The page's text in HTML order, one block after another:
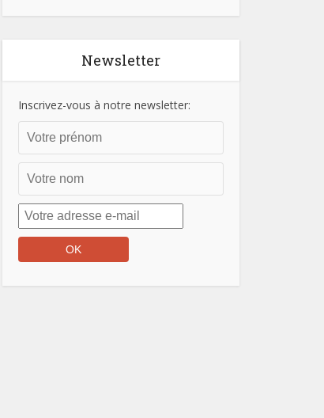
Newsletter
Inscrivez-vous à notre newsletter: